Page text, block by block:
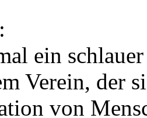
المناسبة:
ein
Verein, der
von